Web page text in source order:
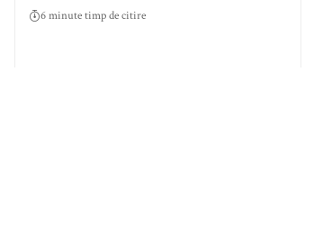
6 minute timp de citire